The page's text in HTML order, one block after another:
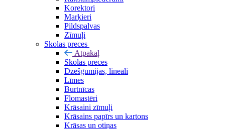
Korektori
Marķieri
Pildspalvas
Zīmuļi
Skolas preces
Atpakaļ
Skolas preces
Dzēšgumijas, lineāli
Līmes
Burtnīcas
Flomastēri
Krāsaini zīmuļi
Krāsains papīrs un kartons
Krāsas un otiņas